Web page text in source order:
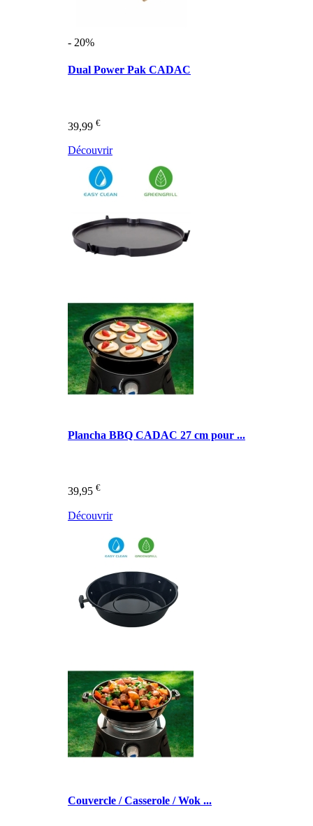
- 20%
Dual Power Pak CADAC
39,99 €
Découvrir
Plancha BBQ CADAC 27 cm pour ...
39,95 €
Découvrir
Couvercle / Casserole / Wok ...